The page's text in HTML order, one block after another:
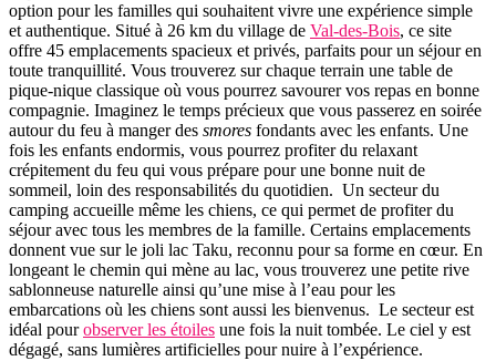
option pour les familles qui souhaitent vivre une expérience simple
et authentique. Situé à 26 km du village de Val-des-Bois, ce site
offre 45 emplacements spacieux et privés, parfaits pour un séjour en
toute tranquillité. Vous trouverez sur chaque terrain une table de
pique-nique classique où vous pourrez savourer vos repas en bonne
compagnie. Imaginez le temps précieux que vous passerez en soirée
autour du feu à manger des smores fondants avec les enfants. Une
fois les enfants endormis, vous pourrez profiter du relaxant
crépitement du feu qui vous prépare pour une bonne nuit de
sommeil, loin des responsabilités du quotidien. Un secteur du
camping accueille même les chiens, ce qui permet de profiter du
séjour avec tous les membres de la famille. Certains emplacements
donnent vue sur le joli lac Taku, reconnu pour sa forme en cœur. En
longeant le chemin qui mène au lac, vous trouverez une petite rive
sablonneuse naturelle ainsi qu’une mise à l’eau pour les
embarcations où les chiens sont aussi les bienvenus. Le secteur est
idéal pourobserver les étoiles une fois la nuit tombée. Le ciel y est
dégagé, sans lumières artificielles pour nuire à l’expérience.